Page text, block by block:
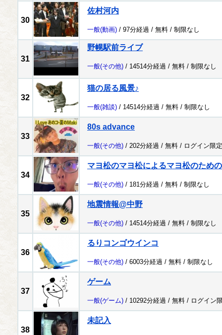
30
佐村河内
一般(動画) / 97分経過 / 無料 / 制限なし
31
野幌駅前ライブ
一般(その他) / 14514分経過 / 無料 / 制限なし
32
猫の居る風景♪
一般(雑談) / 14514分経過 / 無料 / 制限なし
33
80s advance
一般(その他) / 202分経過 / 無料 / ログイン限定
34
マヨ松のマヨ松によるマヨ松のため
一般(その他) / 181分経過 / 無料 / 制限なし
35
地震情報@中野
一般(その他) / 14514分経過 / 無料 / 制限なし
36
るりコンゴウインコ
一般(その他) / 6003分経過 / 無料 / 制限なし
37
ゲーム
一般(ゲーム) / 10292分経過 / 無料 / ログイン
38
未記入